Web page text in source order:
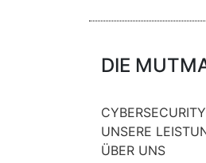
DIE
UNSERE
ÜBER UNS